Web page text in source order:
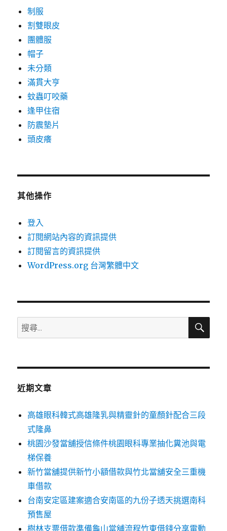
制服
割雙眼皮
團體服
帽子
未分類
滿貫大亨
蚊蟲叮咬藥
逢甲住宿
防震墊片
頭皮癢
其他操作
登入
訂閱網站內容的資訊提供
訂閱留言的資訊提供
WordPress.org 台灣繁體中文
搜
尋
鍵
搜
近期文章
高雄眼科韓式高雄隆乳與精靈針的童顏針配合三段
式隆鼻
桃園沙發當舖授信條件桃園眼科專業抽化糞池與電
梯保養
新竹當舖提供新竹小額借款與竹北當舖安全三重機
車借款
台南安定區建案適合安南區的九份子透天挑選南科
預售屋
樹林支票借款準備龜山當舖流程竹東借錢分享電動